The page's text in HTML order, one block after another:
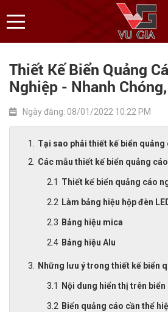
Thiết Kế Biển Quảng
Nghiệp - Nhanh
Ngày đăng: 08/01/2022 10:22 PM
Tại sao phải thiết kế biển quảng
Các mẫu thiết kế biển quảng
Thiết kế biển quảng cáo
Làm bảng hiệu hộp đèn
Bảng hiệu mica
Bảng hiệu Alu
Những lưu ý trong thiết kế biển
Nội dung hiển thị trên
Biển quảng cáo cần thể